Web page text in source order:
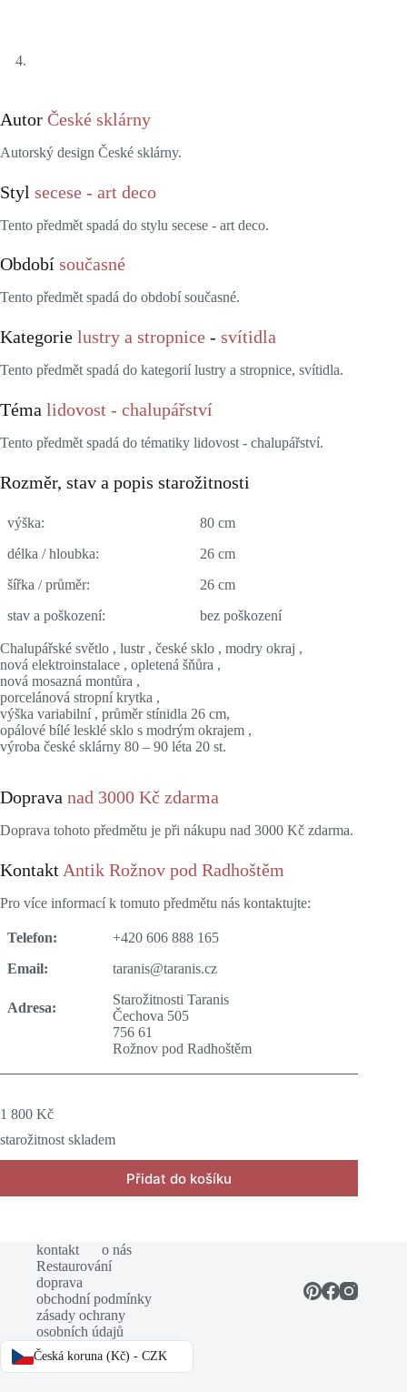
Autor České sklárny
Autorský design České sklárny.
Styl secese - art deco
Tento předmět spadá do stylu secese - art deco.
Období současné
Tento předmět spadá do období současné.
Kategorie lustry a stropnice - svítidla
Tento předmět spadá do kategorií lustry a stropnice, svítidla.
Téma lidovost - chalupářství
Tento předmět spadá do tématiky lidovost - chalupářství.
Rozměr, stav a popis starožitnosti
výška:
80 cm
délka / hloubka:
26 cm
šířka / průměr:
26 cm
stav a poškození:
bez poškození
Chalupářské světlo , lustr , české sklo , modry okraj ,
nová elektroinstalace , opletená šňůra ,
nová mosazná montůra ,
porcelánová stropní krytka ,
výška variabilní , průměr stínidla 26 cm,
opálové bílé lesklé sklo s modrým okrajem ,
výroba české sklárny 80 – 90 léta 20 st.
Doprava nad 3000 Kč zdarma
Doprava tohoto předmětu je při nákupu nad 3000 Kč zdarma.
Kontakt Antik Rožnov pod Radhoštěm
Pro více informací k tomuto předmětu nás kontaktujte:
Telefon:
+420 606 888 165
Email:
taranis@taranis.cz
Adresa:
Starožitnosti Taranis
Čechova 505
756 61
Rožnov pod Radhoštěm
1 800 Kč
starožitnost skladem
Přidat do košíku
kontakt
o nás
Restaurování
doprava
obchodní podmínky
zásady ochrany
osobních údajů
Česká koruna (Kč) - CZK